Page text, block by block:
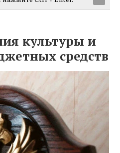
культуры и
средств